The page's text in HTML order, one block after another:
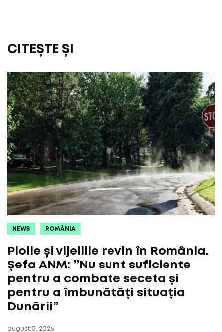
CITEȘTE ȘI
NEWS ROMÂNIA
Ploile și vijeliile revin în România.
Șefa ANM: ”Nu sunt suficiente
pentru a combate seceta și
pentru a îmbunătăți situația
Dunării”
august 5, 2026